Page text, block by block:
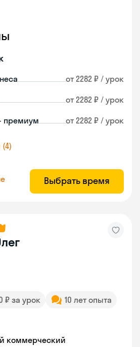
от 2282 ₽ / урок
от 2282 ₽ / урок
премиум от 2282 ₽ / урок
Выбрать время
₽ за урок
10 лет опыта
коммерческий